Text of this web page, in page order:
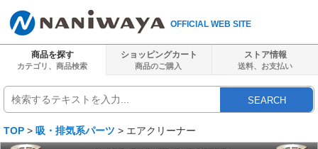
OFFICIAL WEB SITE
商品を探す
カテゴリ、商品検索
ショッピングカート
商品のご購入
ストア情報
送料、 お支払い
SEARCH
TOP > 吸・排気系パーツ > エアクリーナー